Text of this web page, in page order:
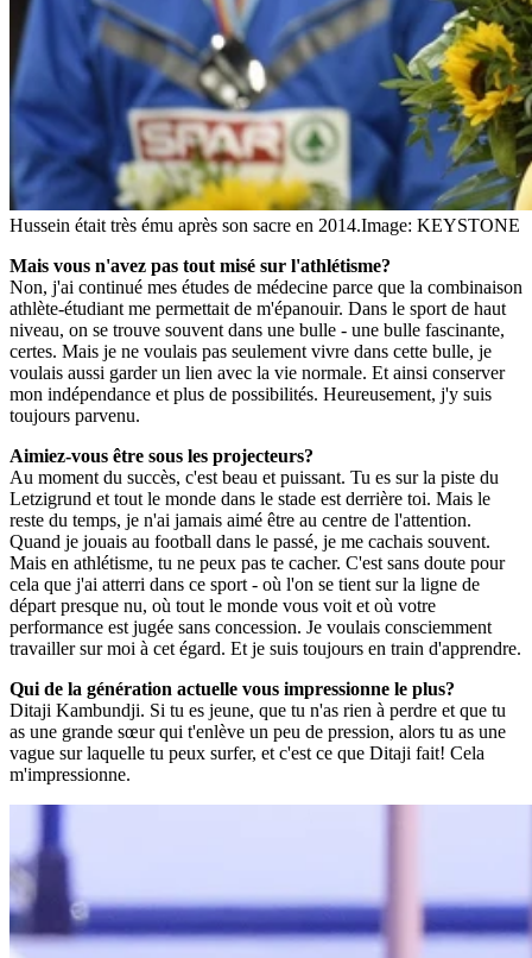
Hussein était très ému après son sacre en 2014.Image: KEYSTONE
Mais vous n'avez pas tout misé sur l'athlétisme?
Non, j'ai continué mes études de médecine parce que la combinaison
athlète-étudiant me permettait de m'épanouir. Dans le sport de haut
niveau, on se trouve souvent dans une bulle - une bulle fascinante,
certes. Mais je ne voulais pas seulement vivre dans cette bulle, je
voulais aussi garder un lien avec la vie normale. Et ainsi conserver
mon indépendance et plus de possibilités. Heureusement, j'y suis
toujours parvenu.
Aimiez-vous être sous les projecteurs?
Au moment du succès, c'est beau et puissant. Tu es sur la piste du
Letzigrund et tout le monde dans le stade est derrière toi. Mais le
reste du temps, je n'ai jamais aimé être au centre de l'attention.
Quand je jouais au football dans le passé, je me cachais souvent.
Mais en athlétisme, tu ne peux pas te cacher. C'est sans doute pour
cela que j'ai atterri dans ce sport - où l'on se tient sur la ligne de
départ presque nu, où tout le monde vous voit et où votre
performance est jugée sans concession. Je voulais consciemment
travailler sur moi à cet égard. Et je suis toujours en train d'apprendre.
Qui de la génération actuelle vous impressionne le plus?
Ditaji Kambundji. Si tu es jeune, que tu n'as rien à perdre et que tu
as une grande sœur qui t'enlève un peu de pression, alors tu as une
vague sur laquelle tu peux surfer, et c'est ce que Ditaji fait! Cela
m'impressionne.